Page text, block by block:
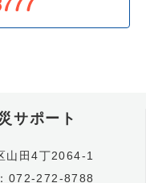
サポート
田4丁2064-1
072-272-8788